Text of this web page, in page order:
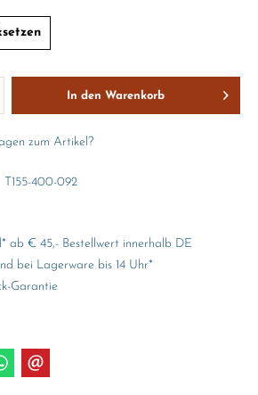
In den Warenkorb
zum Artikel?
T155-400-092
ab € 45,- Bestellwert innerhalb DE
bei Lagerware bis 14 Uhr*
Garantie